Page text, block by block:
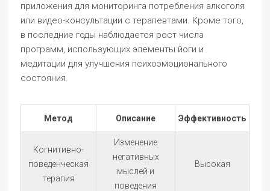
приложения для мониторинга потребления алкоголя
или видео-консультации с терапевтами. Кроме того,
в последние годы наблюдается рост числа
программ, использующих элементы йоги и
медитации для улучшения психоэмоционального
состояния.
Метод Описание Эффективность
Когнитивно-
поведенческая
терапия
Изменение
негативных
мыслей и
поведения
Высокая